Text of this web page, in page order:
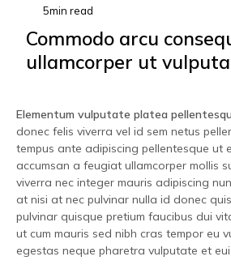
5min read
Commodo arcu
ullamcorper ut
Elementum vulputate platea
donec felis viverra vel id sem netus
tempus ante adipiscing pellentesque ut
accumsan a feugiat ullamcorper mollis
viverra nec integer mauris adipiscing
at nisi at nec pulvinar nulla id donec
pulvinar quisque pretium faucibus dui
ut cum mauris sed nibh cras tempor eu
egestas neque pharetra vulputate et